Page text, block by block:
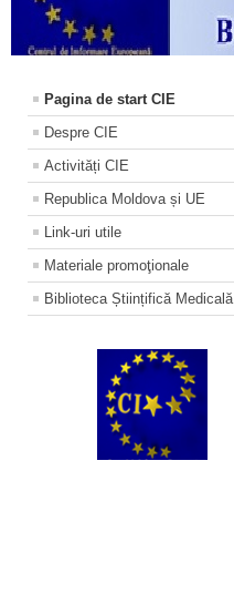
Pagina de start CIE
Despre CIE
Activități CIE
Republica Moldova și UE
Link-uri utile
Materiale promoţionale
Biblioteca Științifică Medicală